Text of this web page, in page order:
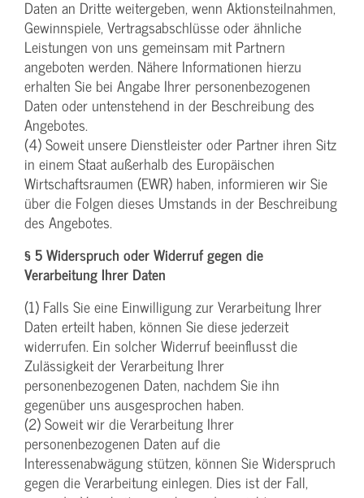
Daten an Dritte weitergeben, wenn Aktionsteilnahmen,
Gewinnspiele, Vertragsabschlüsse oder ähnliche
Leistungen von uns gemeinsam mit Partnern
angeboten werden. Nähere Informationen hierzu
erhalten Sie bei Angabe Ihrer personenbezogenen
Daten oder untenstehend in der Beschreibung des
Angebotes.
(4) Soweit unsere Dienstleister oder Partner ihren Sitz
in einem Staat außerhalb des Europäischen
Wirtschaftsraumen (EWR) haben, informieren wir Sie
über die Folgen dieses Umstands in der Beschreibung
des Angebotes.
§ 5 Widerspruch oder Widerruf gegen die
Verarbeitung Ihrer Daten
(1) Falls Sie eine Einwilligung zur Verarbeitung Ihrer
Daten erteilt haben, können Sie diese jederzeit
widerrufen. Ein solcher Widerruf beeinflusst die
Zulässigkeit der Verarbeitung Ihrer
personenbezogenen Daten, nachdem Sie ihn
gegenüber uns ausgesprochen haben.
(2) Soweit wir die Verarbeitung Ihrer
personenbezogenen Daten auf die
Interessenabwägung stützen, können Sie Widerspruch
gegen die Verarbeitung einlegen. Dies ist der Fall,